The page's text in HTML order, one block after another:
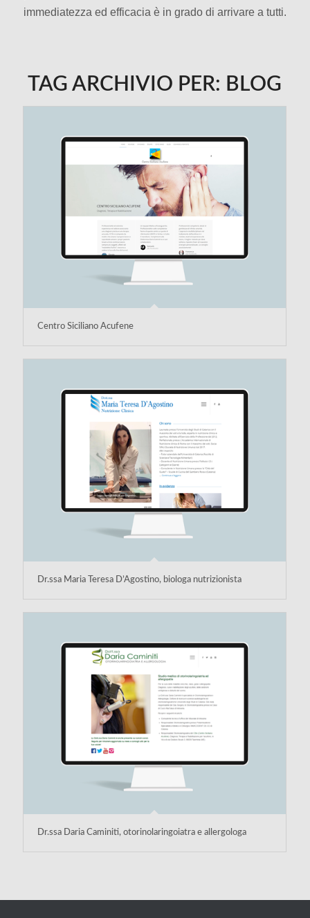
immediatezza ed efficacia è in grado di arrivare a tutti.
TAG ARCHIVIO PER: BLOG
Centro Siciliano Acufene
Dr.ssa Maria Teresa D’Agostino, biologa nutrizionista
Dr.ssa Daria Caminiti, otorinolaringoiatra e allergologa